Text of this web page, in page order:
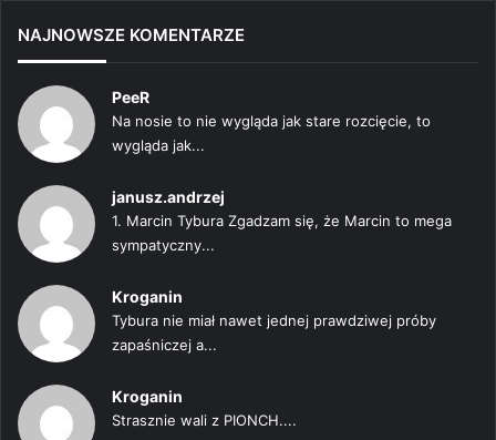
NAJNOWSZE KOMENTARZE
PeeR
Na nosie to nie wygląda jak stare rozcięcie, to
wygląda jak...
janusz.andrzej
1. Marcin Tybura Zgadzam się, że Marcin to mega
sympatyczny...
Kroganin
Tybura nie miał nawet jednej prawdziwej próby
zapaśniczej a...
Kroganin
Strasznie wali z PIONCH....